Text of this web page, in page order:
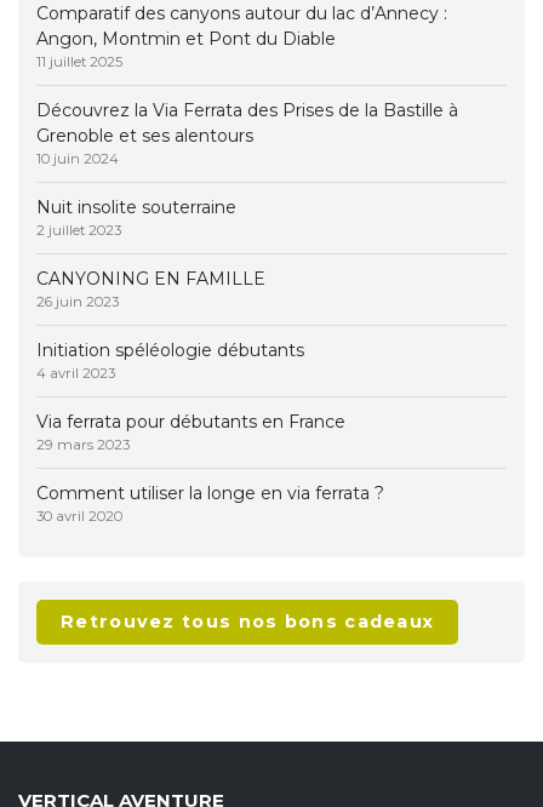
Comparatif des canyons autour du lac d’Annecy :
Angon, Montmin et Pont du Diable
11 juillet 2025
Découvrez la Via Ferrata des Prises de la Bastille à
Grenoble et ses alentours
10 juin 2024
Nuit insolite souterraine
2 juillet 2023
CANYONING EN FAMILLE
26 juin 2023
Initiation spéléologie débutants
4 avril 2023
Via ferrata pour débutants en France
29 mars 2023
Comment utiliser la longe en via ferrata ?
30 avril 2020
Retrouvez tous nos bons cadeaux
VERTICAL AVENTURE